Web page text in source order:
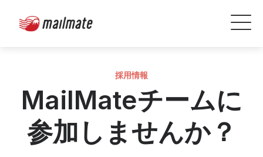
採用情報
MailMateチームに
参加しませんか？